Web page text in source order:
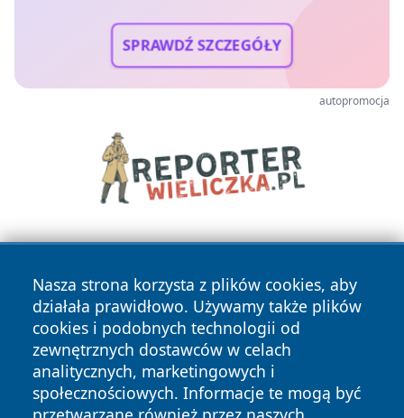
SPRAWDŹ SZCZEGÓŁY
autopromocja
Nasza strona korzysta z plików cookies, aby
działała prawidłowo. Używamy także plików
cookies i podobnych technologii od
zewnętrznych dostawców w celach
analitycznych, marketingowych i
społecznościowych. Informacje te mogą być
Copyright © 2026 radomski24.pl Wszystkie prawa
zastrzeżone.